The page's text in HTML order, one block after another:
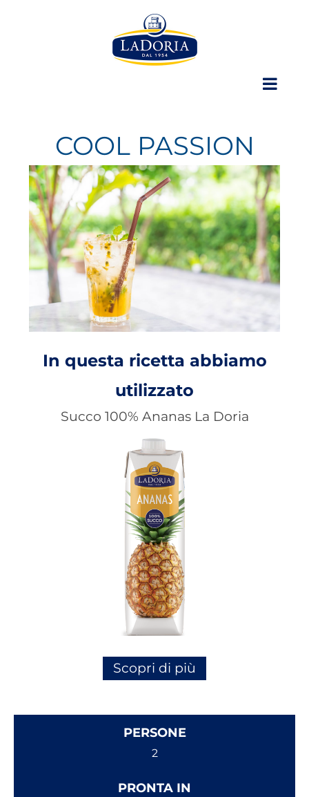
COOL PASSION
In questa ricetta abbiamo
utilizzato
Succo 100% Ananas La Doria
Scopri di più
PERSONE
2
PRONTA IN